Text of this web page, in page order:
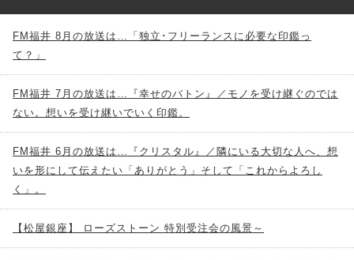
FM福井 8月の放送は…「独立･フリーランスに必要な印鑑っ
て？」
FM福井 7月の放送は…『幸せのバトン』／モノを受け継ぐのでは
ない。想いを受け継いでいく印鑑。
FM福井 6月の放送は…『クリスタル』／隣にいる大切な人へ、想
いを形にして伝えたい「ありがとう」そして「これからよろし
く」。
【松屋銀座】 ローズストーン 特別受注会の風景～